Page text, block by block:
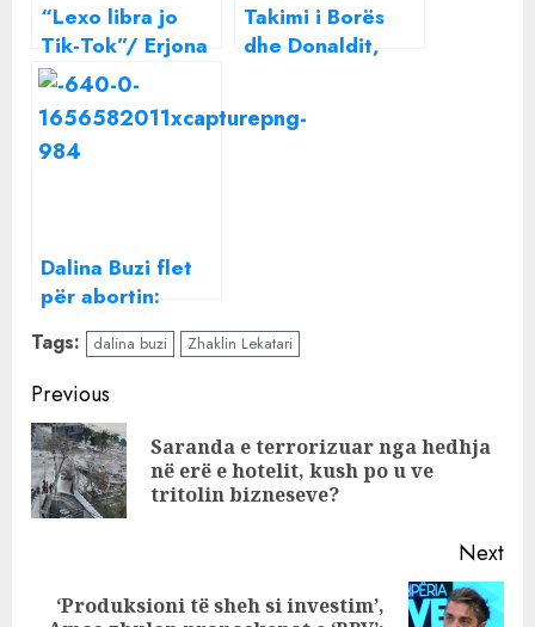
“Lexo libra jo
Tik-Tok”/ Erjona
Rusi dhe Dalina
Buzi sqarojnë
“rrahjen” me
njëra-tjetrën
Takimi i Borës
dhe Donaldit,
rastësisht, flisnin
Dalina Buzi flet
për abortin:
Mendova se isha
shtatëzënë, një
fëmijë i tretë do
të ishte i tepërt
Tags: dalina buzi Zhaklin Lekatari
Continue
Reading
Previous
Saranda e terrorizuar nga hedhja
në erë e hotelit, kush po u ve
tritolin bizneseve?
Next
‘Produksioni të sheh si investim’,